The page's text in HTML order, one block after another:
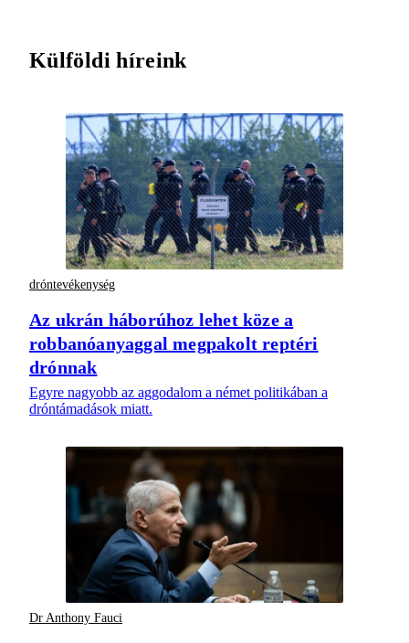
Külföldi híreink
dróntevékenység
Az ukrán háborúhoz lehet köze a
robbanóanyaggal megpakolt reptéri
drónnak
Egyre nagyobb az aggodalom a német politikában a
dróntámadások miatt.
Dr Anthony Fauci